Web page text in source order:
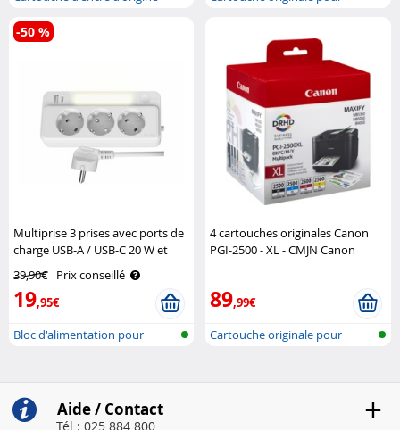
pour im..
Multiprise 3 prises avec ports de
charge USB-A / USB-C 20 W et
39,90€ Prix conseillé
19,95€
-50 %
Bloc d'alimentation pour
4 cartouches originales Canon
PGI-2500 - XL - CMJN Canon
89,99€
Cartouche originale pour
Aide / Contact
Tél : 025 884 800